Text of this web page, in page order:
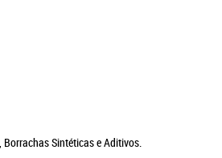
Sintéticas e Aditivos.